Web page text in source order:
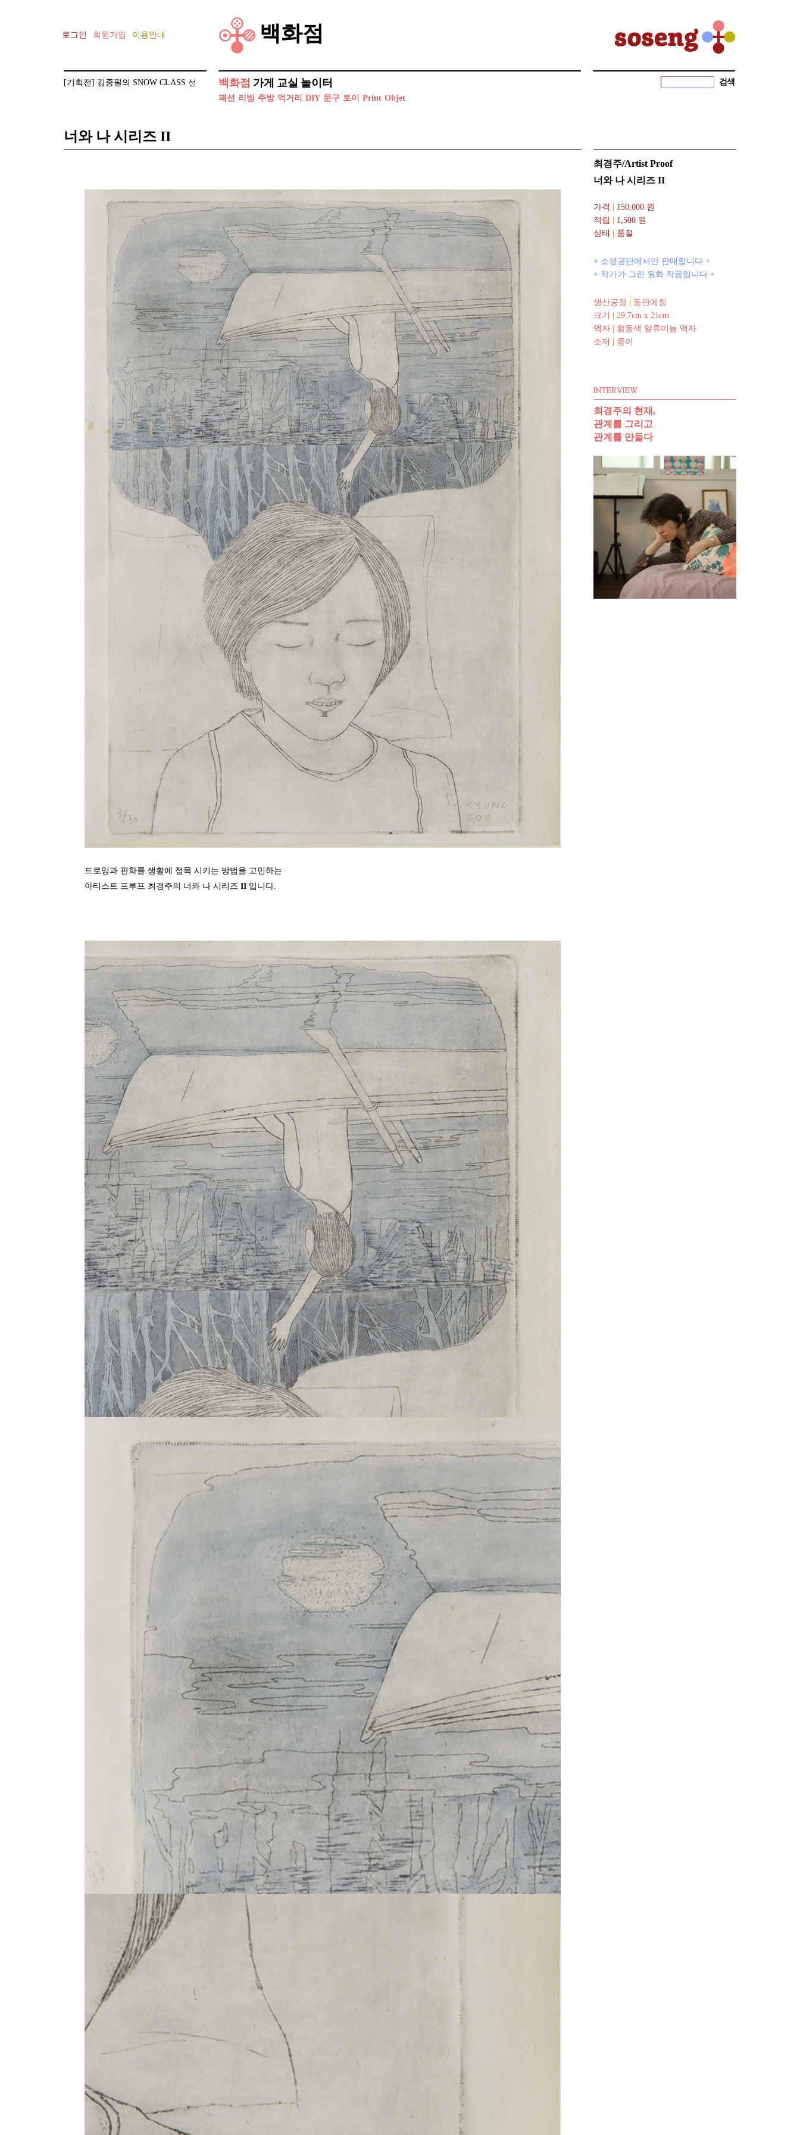
로그인 회원가입 이용안내 백화점
[기획전] 김종필의 SNOW CLASS 선
백화점
패션 리빙 주방 먹거리 DIY 문구 토이 Print Objet
가게 교실 놀이터 검색
너와 나 시리즈 II
드로잉과 판화를 생활에 접목 시키는 방법을 고민하는
아티스트 프루프 최경주의 너와 나 시리즈 II 입니다.
최경주/Artist Proof
너와 나 시리즈 II
가격 150,000 원
적립
1,500 원
상태
품절
+ 소생공단에서만 판매합니다 +
+ 작가가 그린 원화 작품입니다 +
생산공정
동판에칭
크기
29.7cm x 21cm
액자
황동색 알류미늄 액자
소재
종이
최경주의 현재,
관계를 그리고
관계를 만들다